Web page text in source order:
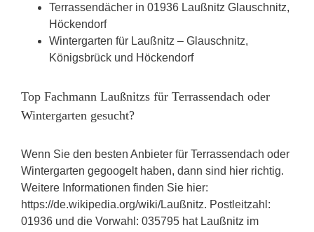
Terrassendächer in 01936 Laußnitz Glauschnitz,
Höckendorf
Wintergarten für Laußnitz – Glauschnitz,
Königsbrück und Höckendorf
Top Fachmann Laußnitzs für Terrassendach oder
Wintergarten gesucht?
Wenn Sie den besten Anbieter für Terrassendach oder
Wintergarten gegoogelt haben, dann sind hier richtig.
Weitere Informationen finden Sie hier:
https://de.wikipedia.org/wiki/Laußnitz. Postleitzahl:
01936 und die Vorwahl: 035795 hat Laußnitz im